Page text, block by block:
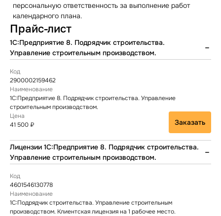
персональную ответственность за выполнение работ
календарного плана.
Прайс-лист
1C:Предприятие 8. Подрядчик строительства.
Управление строительным производством.
2900002159462
1C:Предприятие 8. Подрядчик строительства. Управление
строительным производством.
41 500 ₽ Заказать
Лицензии 1C:Предприятие 8. Подрядчик строительства.
Управление строительным производством.
4601546130778
1С:Подрядчик строительства. Управление строительным
производством. Клиентская лицензия на 1 рабочее место.